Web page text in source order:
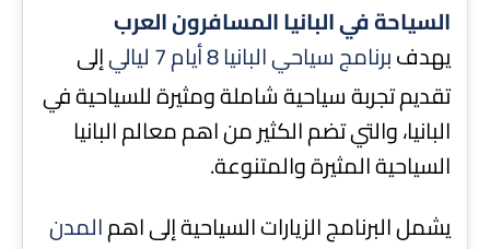
السياحة في البانيا المسافرون العرب
يهدفبرنامج سياحي البانيا 8 أيام 7 ليالي
إلى
تقديم تجربة سياحية شاملة ومثيرة للسياحية في
البانيا، والتي تضم الكثير من اهم معالم البانيا
السياحية المثيرة والمتنوعة.
يشمل البرنامج الزيارات السياحية إلى اهمالمدن